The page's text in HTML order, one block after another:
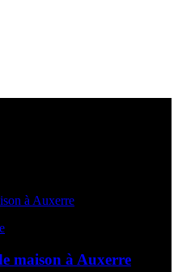
maison à Auxerre